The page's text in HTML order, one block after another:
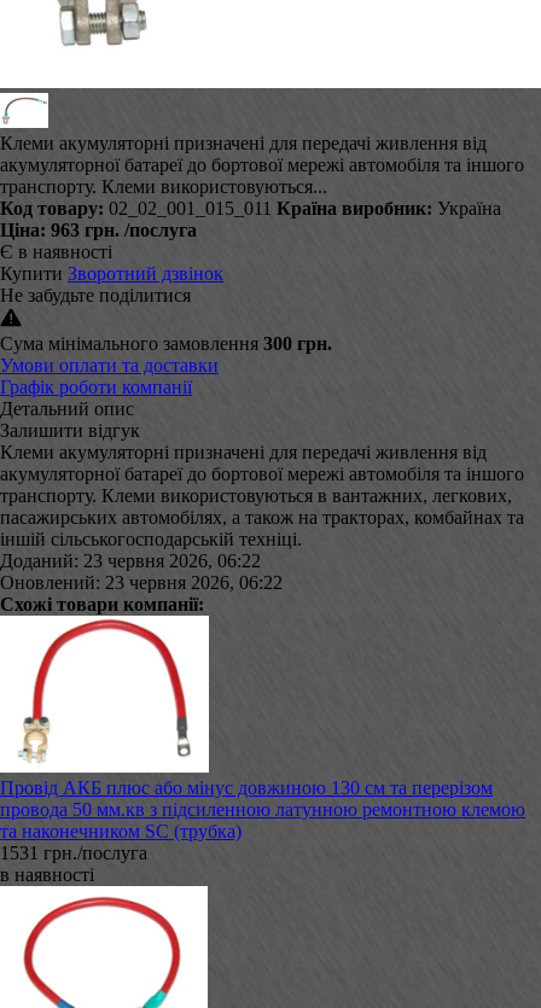
Клеми акумуляторні призначені для передачі живлення від
акумуляторної батареї до бортової мережі автомобіля та іншого
транспорту. Клеми використовуються...
Код товару: 02_02_001_015_011 Країна виробник: Україна
Ціна: 963 грн. /послуга
Є в наявності
Купити Зворотний дзвінок
Не забудьте поділитися
Сума мінімального замовлення 300 грн.
Умови оплати та доставки
Графік роботи компанії
Детальний опис
Залишити відгук
Клеми акумуляторні призначені для передачі живлення від
акумуляторної батареї до бортової мережі автомобіля та іншого
транспорту. Клеми використовуються в вантажних, легкових,
пасажирських автомобілях, а також на тракторах, комбайнах та
іншій сільськогосподарській техніці.
Доданий: 23 червня 2026, 06:22
Оновлений: 23 червня 2026, 06:22
Схожі товари компанії:
Провід АКБ плюс або мінус довжиною 130 см та перерізом
провода 50 мм.кв з підсиленною латунною ремонтною клемою
та наконечником SC (трубка)
1531 грн./послуга
в наявності